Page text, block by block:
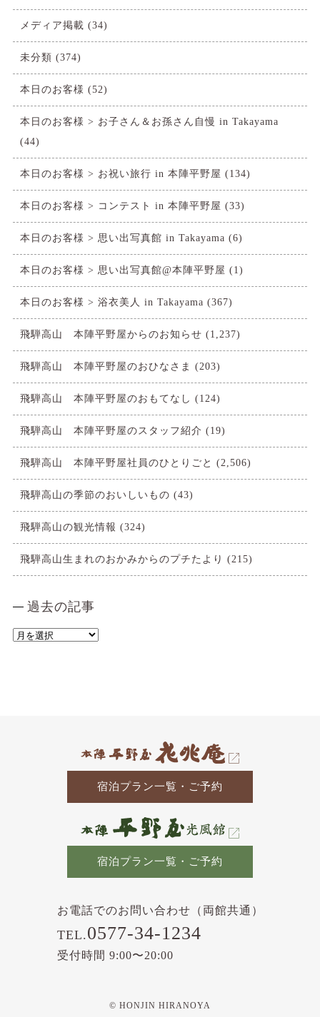
メディア掲載 (34)
未分類 (374)
本日のお客様 (52)
本日のお客様 > お子さん＆お孫さん自慢 in Takayama
(44)
本日のお客様 > お祝い旅行 in 本陣平野屋 (134)
本日のお客様 > コンテスト in 本陣平野屋 (33)
本日のお客様 > 思い出写真館 in Takayama (6)
本日のお客様 > 思い出写真館@本陣平野屋 (1)
本日のお客様 > 浴衣美人 in Takayama (367)
飛騨高山 本陣平野屋からのお知らせ (1,237)
飛騨高山 本陣平野屋のおひなさま (203)
飛騨高山 本陣平野屋のおもてなし (124)
飛騨高山 本陣平野屋のスタッフ紹介 (19)
飛騨高山 本陣平野屋社員のひとりごと (2,506)
飛騨高山の季節のおいしいもの (43)
飛騨高山の観光情報 (324)
飛騨高山生まれのおかみからのプチたより (215)
過去の記事
過
宿泊プラン一覧・ご予約
宿泊プラン一覧・ご予約
お電話でのお問い合わせ（両館共通）
TEL.0577-34-1234
受付時間 9:00〜20:00
© HONJIN HIRANOYA